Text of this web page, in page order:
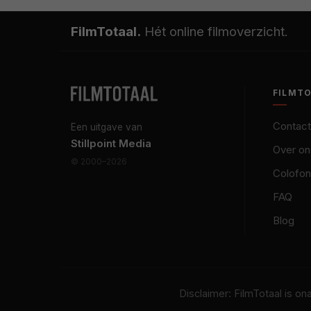
FilmTotaal. Hét online filmoverzicht.
Een uitgave van
Stillpoint Media
© 2000–2026
Contact
Over
Colofon
FAQ
Blog
Disclaimer: FilmTotaal is